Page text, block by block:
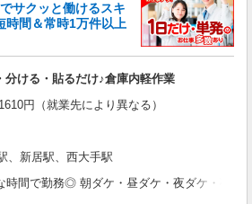
サクッと働けるスキ
時間＆常時1万件以上
分ける・貼るだけ♪倉庫内軽作業
円（就業先により異なる）
、新居駅、西大手駅
時間で勤務◎ 朝ダケ・昼ダケ・夜ダケ・夜